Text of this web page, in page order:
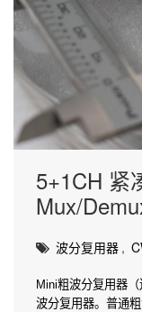
5+1CH 紧
Mux/
波分复用器 ,
Mini粗波分复用器
波分复用器。普通